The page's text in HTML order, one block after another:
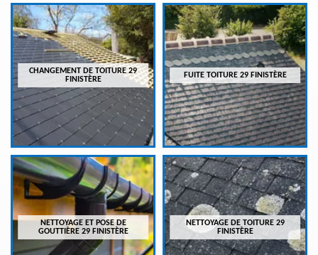
CHANGEMENT DE TOITURE 29
FINISTÈRE
FUITE TOITURE 29 FINISTÈRE
NETTOYAGE ET POSE DE
GOUTTIÈRE 29 FINISTÈRE
NETTOYAGE DE TOITURE 29
FINISTÈRE